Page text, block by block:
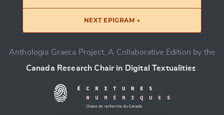
NEXT EPIGRAM →
Anthologia Graeca Project, A Collaborative Edition by the
Canada Research Chair in Digital Textualities